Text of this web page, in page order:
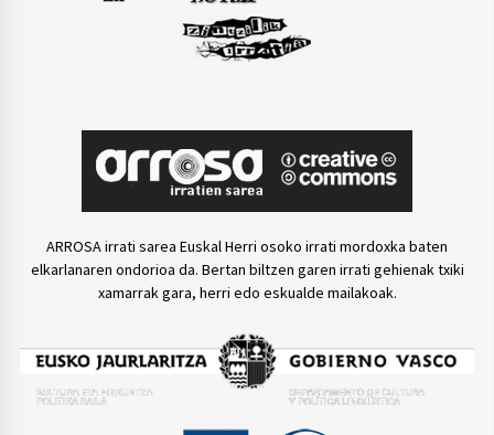
ARROSA irrati sarea Euskal Herri osoko irrati mordoxka baten
elkarlanaren ondorioa da. Bertan biltzen garen irrati gehienak txiki
xamarrak gara, herri edo eskualde mailakoak.